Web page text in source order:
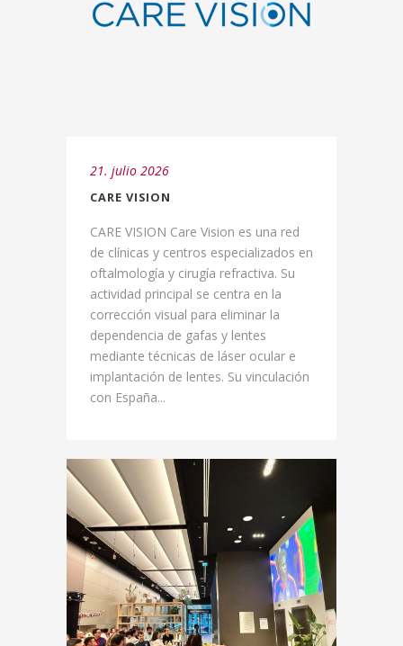
21. julio 2026
CARE VISION
CARE VISION Care Vision es una red
de clínicas y centros especializados en
oftalmología y cirugía refractiva. Su
actividad principal se centra en la
corrección visual para eliminar la
dependencia de gafas y lentes
mediante técnicas de láser ocular e
implantación de lentes. Su vinculación
con España...